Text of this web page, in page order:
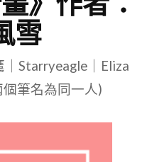
雪
｜Starryeagle｜Eliza
筆名為同一人)